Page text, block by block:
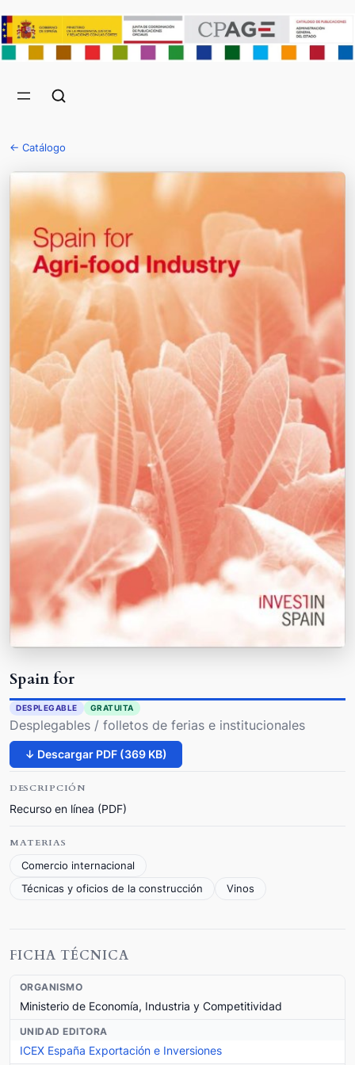
← Catálogo
Spain for
DESPLEGABLE GRATUITA
Desplegables / folletos de ferias e institucionales
↓ Descargar PDF (369 KB)
DESCRIPCIÓN
Recurso en línea (PDF)
MATERIAS
Comercio internacional
Técnicas y oficios de la construcción
Vinos
FICHA TÉCNICA
ORGANISMO
Ministerio de Economía, Industria y Competitividad
UNIDAD EDITORA
ICEX España Exportación e Inversiones